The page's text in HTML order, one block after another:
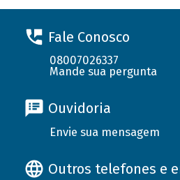
Fale Conosco
08007026337
Mande sua pergunta
Ouvidoria
Envie sua mensagem
Outros telefones e